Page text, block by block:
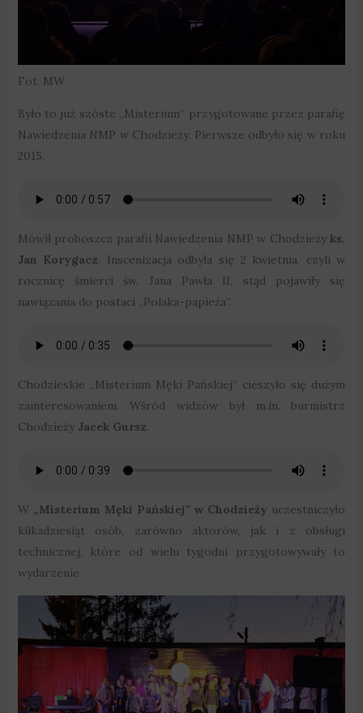
Fot. MW
Było to już szóste „Misterium” przygotowane przez parafię
Nawiedzenia NMP w Chodzieży. Pierwsze odbyło się w roku
2015.
Mówił proboszcz parafii Nawiedzenia NMP w Chodzieżyks.
Jan Korygacz. Inscenizacja odbyła się 2 kwietnia, czyli w
rocznicę śmierci św. Jana Pawła II, stąd pojawiły się
nawiązania do postaci „Polaka-papieża”.
Chodzieskie „Misterium Męki Pańskiej” cieszyło się dużym
zainteresowaniem. Wśród widzów był m.in. burmistrz
Chodzieży Jacek Gursz.
W „Misterium Męki Pańskiej” w Chodzieży uczestniczyło
kilkadziesiąt osób, zarówno aktorów, jak i z obsługi
technicznej, które od wielu tygodni przygotowywały to
wydarzenie.